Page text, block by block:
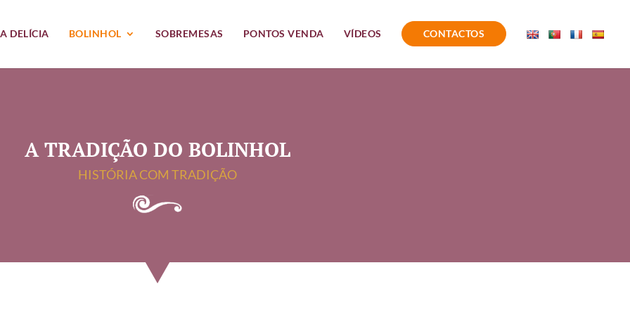
DELÍCIA BOLINHOL SOBREMESAS PONTOS VENDA VÍDEOS CONTACTOS
A TRADIÇÃO DO BOLINHOL
HISTÓRIA COM TRADIÇÃO